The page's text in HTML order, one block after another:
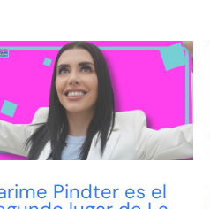
Pindter es el